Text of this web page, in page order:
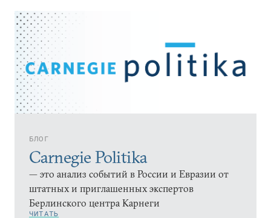
БЛОГ
Carnegie Politika
— это анализ событий в России и Евразии от
штатных и приглашенных экспертов
Берлинского центра Карнеги
ЧИТАТЬ